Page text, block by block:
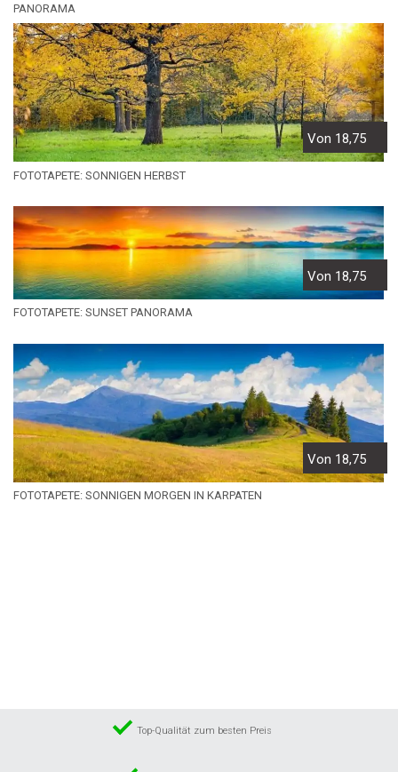
PANORAMA
Von 18,75
FOTOTAPETE: SONNIGEN HERBST
Von 18,75
FOTOTAPETE: SUNSET PANORAMA
Von 18,75
FOTOTAPETE: SONNIGEN MORGEN IN KARPATEN
Top-Qualität zum besten Preis